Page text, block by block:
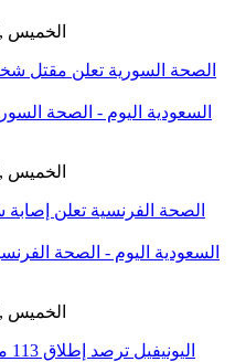
GMT 20:58 2026 الخميس ,06 آب / أغسطس
GMT 20:54 2026 الخميس ,06 آب / أغسطس
الصحة الفرنسية تعلن
GMT 20:50 2026 الخميس ,06 آب / أغسطس